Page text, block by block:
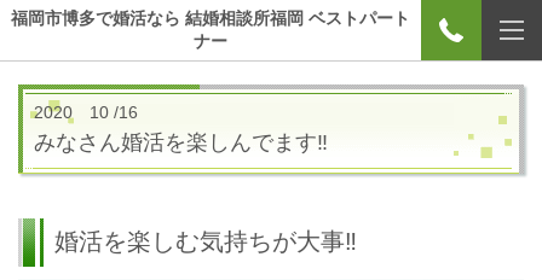
福岡市博多で婚活なら 結婚相談所福岡 ベストパート
ナー
2020 10 /16
みなさん婚活を楽しんでます‼
婚活を楽しむ気持ちが大事‼